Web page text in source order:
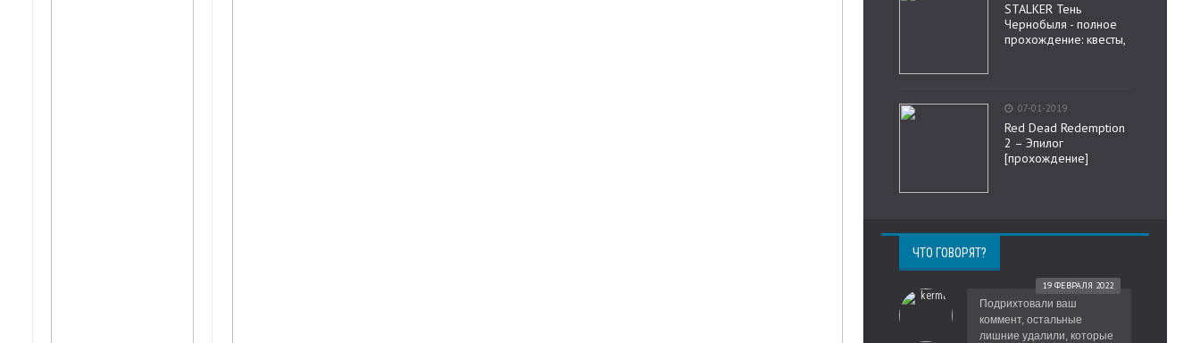
STALKER Тень
Чернобыля - полное
прохождение: квесты,
07-01-2019
Red Dead Redemption
2 – Эпилог
[прохождение]
ЧТО ГОВОРЯТ?
19 ФЕВРАЛЯ 2022
Подрихтовали ваш
коммент, остальные
лишние удалили, которые